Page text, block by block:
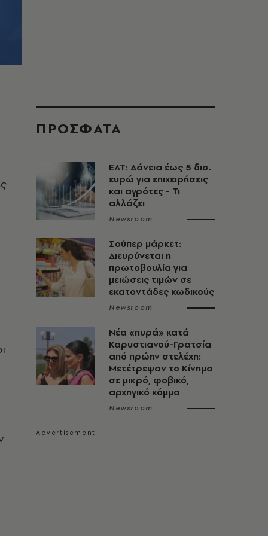
ΠΡΟΣΦΑΤΑ
ΕΑΤ: Δάνεια έως 5 δισ.
ευρώ για επιχειρήσεις
και αγρότες - Τι
αλλάζει
Newsroom
Σούπερ μάρκετ:
Διευρύνεται η
πρωτοβουλία για
μειώσεις τιμών σε
εκατοντάδες κωδικούς
Newsroom
Νέα «πυρά» κατά
Καρυστιανού-Γρατσία
από πρώην στελέχη:
Μετέτρεψαν το Κίνημα
σε μικρό, φοβικό,
αρχηγικό κόμμα
Newsroom